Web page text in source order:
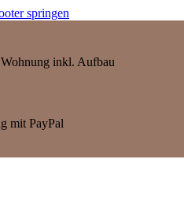
springen
inkl. Aufbau
mit PayPal